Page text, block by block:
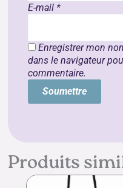
E-mail *
Enregistrer mon
dans le navigateur
commentaire.
Produits